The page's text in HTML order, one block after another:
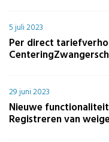
5 juli 2023
Per direct
29 juni 2023
Nieuwe
Registreren van